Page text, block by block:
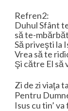
Refren2:
Duhul Sfânt
să te-
Să priveşti la
Vrea să te
Şi către El să
Zi de zi viaţa
Pentru
Isus cu tin’